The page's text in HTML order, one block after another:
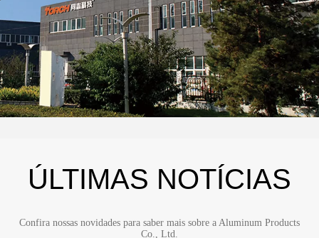
ÚLTIMAS NOTÍCIAS
Confira nossas novidades para saber mais sobre a Aluminum Products
Co., Ltd.